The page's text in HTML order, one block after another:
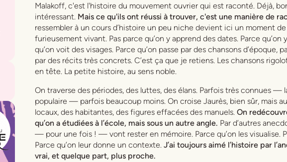
Malakoff, c'est l'histoire du mouvement ouvrier qui est raconté. Déjà,
intéressant. Mais ce qu'ils ont réussi à trouver, c'est une manière de
ressembler à un cours d’histoire un peu niche devient ici un moment
furieusement vivant. Pas parce qu’on y apprend des dates. Parce qu’on
qu’on voit des visages. Parce qu’on passe par des chansons d’époque,
par des récits très concrets. C’est ça que je retiens. Les chansons
en tête. La petite histoire, au sens noble.
On traverse des périodes, des luttes, des élans. Parfois très connues —
populaire — parfois beaucoup moins. On croise Jaurès, bien sûr, mais
locaux, des habitantes, des figures effacées des manuels. On
qu’on a étudiées à l’école, mais sous un autre angle. Par d’autres
— pour une fois ! — vont rester en mémoire. Parce qu’on les visualise.
Parce qu’on leur donne un contexte. J’ai toujours aimé l’histoire par
vrai, et quelque part, plus proche.